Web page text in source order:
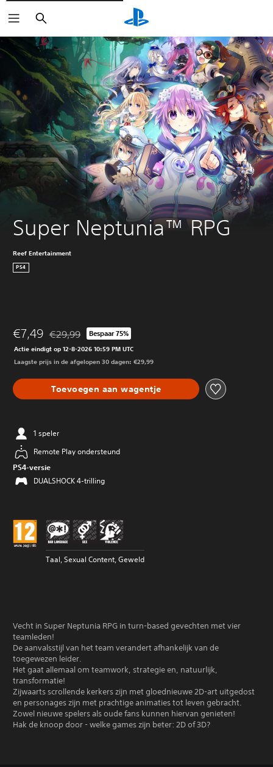
Zoeken
Super Neptunia™ RPG
Reef Entertainment
PS4
€7,49 Korting ten opzichte van de oorspronkelijke prijs van
€29,99 Bespaar 75%
Actie eindigt op 12-8-2026 10:59 PM UTC
Laagste prijs in de afgelopen 30 dagen: €29,99
Toevoegen aan wagentje
1 speler
Remote Play ondersteund
PS4-versie
DUALSHOCK 4-trilling
Taal, Sexual Content, Geweld
Vecht in Super Neptunia RPG in turn-based gevechten met vier
teamleden!
De aanvalsstijl van het team verandert afhankelijk van de
toegewezen leider.
Het gaat allemaal om teamwork, strategie en, natuurlijk,
transformatie!
Zijwaarts scrollende kerkers zijn met gloednieuwe 2D-art uitgedost
en personages zijn met prachtige animaties tot leven gebracht.
Zowel nieuwe spelers als oude fans kunnen hiervan genieten!
Hak de knoop door - welke games zijn beter: 2D of 3D?